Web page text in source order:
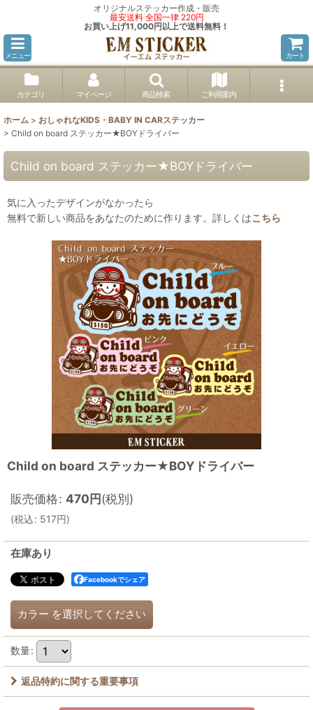
オリジナルステッカー作成・販売
最安送料 全国一律 220円
お買い上げ11,000円以上で送料無料！
メニュー カート
カテゴリ マイページ 商品検索 ご利用案内
ホーム > おしゃれなKIDS・BABY IN CARステッカー
> Child on board ステッカー★BOYドライバー
Child on board ステッカー★BOYドライバー
気に入ったデザインがなかったら
無料で新しい商品をあなたのために作ります。詳しくはこちら
Child on board ステッカー★BOYドライバー
販売価格: 470円(税別)
(税込: 517円)
在庫あり
Facebookでシェア
カラー を選択してください
数量:
返品特約に関する重要事項